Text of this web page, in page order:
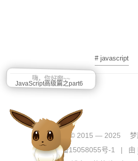
# javascript
JavaScript高级篇之part6
© 2015 — 2025
京ICP备15058055号-1
| 由
嗨，你好啊~~